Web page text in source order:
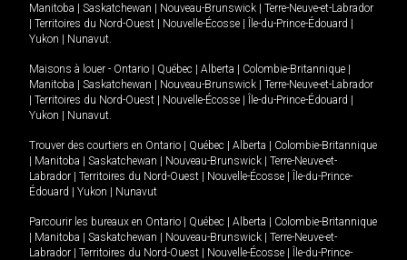
Manitoba | Saskatchewan | Nouveau-Brunswick | Terre-Neuve-et-Labrador
| Territoires du Nord-Ouest | Nouvelle-Écosse | Île-du-Prince-Édouard |
Yukon | Nunavut
Maisons à louer - Ontario | Québec | Alberta | Colombie-Britannique |
Manitoba | Saskatchewan | Nouveau-Brunswick | Terre-Neuve-et-Labrador
| Territoires du Nord-Ouest | Nouvelle-Écosse | Île-du-Prince-Édouard |
Yukon | Nunavut
Trouver des courtiers en Ontario | Québec | Alberta | Colombie-Britannique
| Manitoba | Saskatchewan | Nouveau-Brunswick | Terre-Neuve-et-
Labrador | Territoires du Nord-Ouest | Nouvelle-Écosse | Île-du-Prince-
Édouard | Yukon | Nunavut
Parcourir les bureaux en Ontario | Québec | Alberta | Colombie-Britannique
| Manitoba | Saskatchewan | Nouveau-Brunswick | Terre-Neuve-et-
Labrador | Territoires du Nord-Ouest | Nouvelle-Écosse | Île-du-Prince-